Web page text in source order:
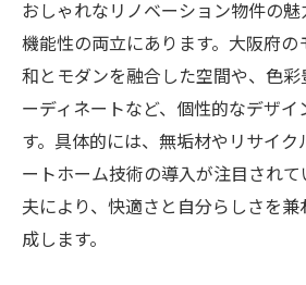
おしゃれなリノベーション物件の
機能性の両立にあります。大阪府の
和とモダンを融合した空間や、色
ーディネートなど、個性的なデザ
す。具体的には、無垢材やリサイ
ートホーム技術の導入が注目され
夫により、快適さと自分らしさを
成します。